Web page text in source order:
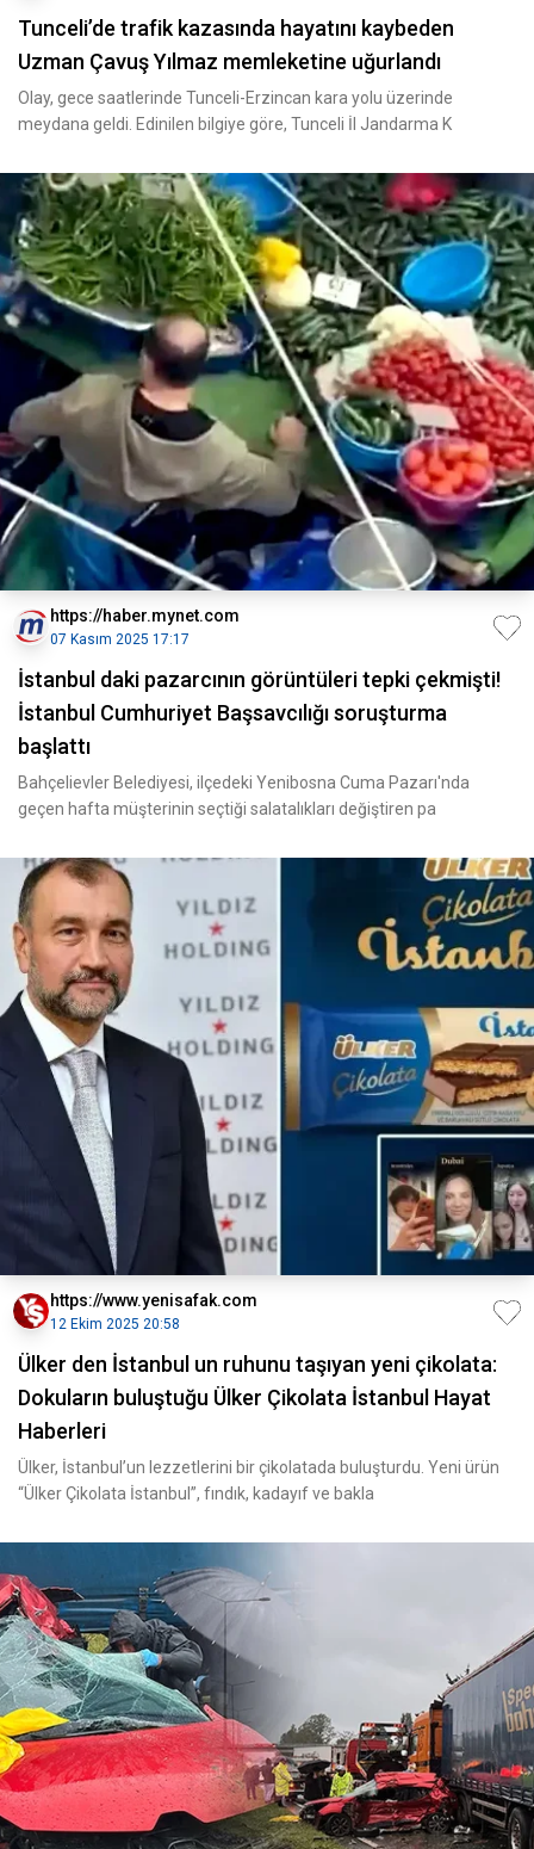
Tunceli’de trafik kazasında hayatını kaybeden
Uzman Çavuş Yılmaz memleketine uğurlandı
Olay, gece saatlerinde Tunceli-Erzincan kara yolu üzerinde
meydana geldi. Edinilen bilgiye göre, Tunceli İl Jandarma K
https://haber.mynet.com
07 Kasım 2025 17:17
İstanbul daki pazarcının görüntüleri tepki çekmişti!
İstanbul Cumhuriyet Başsavcılığı soruşturma
başlattı
Bahçelievler Belediyesi, ilçedeki Yenibosna Cuma Pazarı'nda
geçen hafta müşterinin seçtiği salatalıkları değiştiren pa
https://www.yenisafak.com
12 Ekim 2025 20:58
Ülker den İstanbul un ruhunu taşıyan yeni çikolata:
Dokuların buluştuğu Ülker Çikolata İstanbul Hayat
Haberleri
Ülker, İstanbul’un lezzetlerini bir çikolatada buluşturdu. Yeni ürün
“Ülker Çikolata İstanbul”, fındık, kadayıf ve bakla